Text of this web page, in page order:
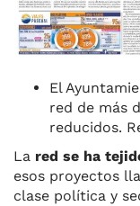
El
red de más
reducidos.
La red se ha
esos proyectos
clase política y